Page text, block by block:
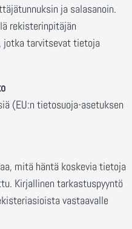
ja salasanoin.
rekisterinpitäjän
jotka tarvitsevat tietoja
(EU:n tietosuoja-asetuksen
mitä häntä koskevia tietoja
Kirjallinen tarkastuspyyntö
vastaavalle